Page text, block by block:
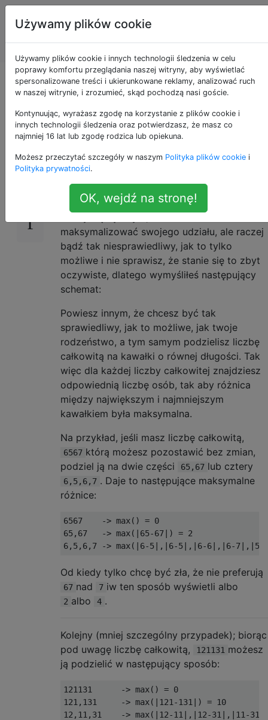
Programowanie
puzzli i Code
Golf
Bądź tak zły, jak to
możliwe
16 Wprowadzenie
Jest to kontynuacja
tego wyzwania, w
którym wcielasz się w rolę złego bliźniaka tej
maksymalizować swojego udziału, ale raczej
bądź tak niesprawiedliwy, jak to tylko
możliwe i nie sprawisz, że stanie się to zbyt
oczywiste, dlatego wymyśliłeś następujący
schemat:
Powiesz innym, że chcesz być tak
sprawiedliwy, jak to możliwe, jak twoje
rodzeństwo, a tym samym podzielisz liczbę
całkowitą na kawałki o równej długości. Tak
więc dla każdej liczby całkowitej znajdziesz
odpowiednią liczbę osób, tak aby różnica
między największym i najmniejszym
kawałkiem była maksymalna.
Na przykład, jeśli masz liczbę całkowitą,
6567 którą możesz pozostawić bez zmian,
podziel ją na dwie części
65,67 lub cztery
6,5,6,7 . Daje to następujące maksymalne
różnice:
6567    -> max() = 0
65,67   -> max(|65-67|) = 2
Od kiedy tylko chcę być zła, że nie preferują
67 nad 7 iw ten sposób wyświetli albo
2 albo 4 .
Kolejny (mniej szczególny przypadek); biorąc
pod uwagę liczbę całkowitą,
121131 możesz
ją podzielić w następujący sposób:
121131      -> max() = 0
121,131     -> max(|121-131|) = 10
12,11,31    -> max(|12-11|,|12-31|,|11-
Używamy plików cookie
Używamy plików cookie i innych technologii śledzenia w celu
poprawy komfortu przeglądania naszej witryny, aby wyświetlać
spersonalizowane treści i ukierunkowane reklamy, analizować ruch
w naszej witrynie, i zrozumieć, skąd pochodzą nasi goście.
Kontynuując, wyrażasz zgodę na korzystanie z plików cookie i
innych technologii śledzenia oraz potwierdzasz, że masz co
najmniej 16 lat lub zgodę rodzica lub opiekuna.
Możesz przeczytać szczegóły w naszym Polityka plików cookie i
Polityka prywatności.
OK, wejdź na stronę!